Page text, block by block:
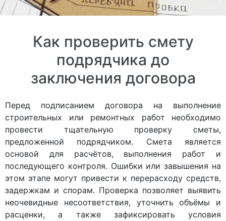
Как проверить смету
подрядчика до
заключения договора
Перед подписанием договора на выполнение
строительных или ремонтных работ необходимо
провести тщательную проверку сметы,
предложенной подрядчиком. Смета является
основой для расчётов, выполнения работ и
последующего контроля. Ошибки или завышения на
этом этапе могут привести к перерасходу средств,
задержкам и спорам. Проверка позволяет выявить
неочевидные несоответствия, уточнить объёмы и
расценки, а также зафиксировать условия